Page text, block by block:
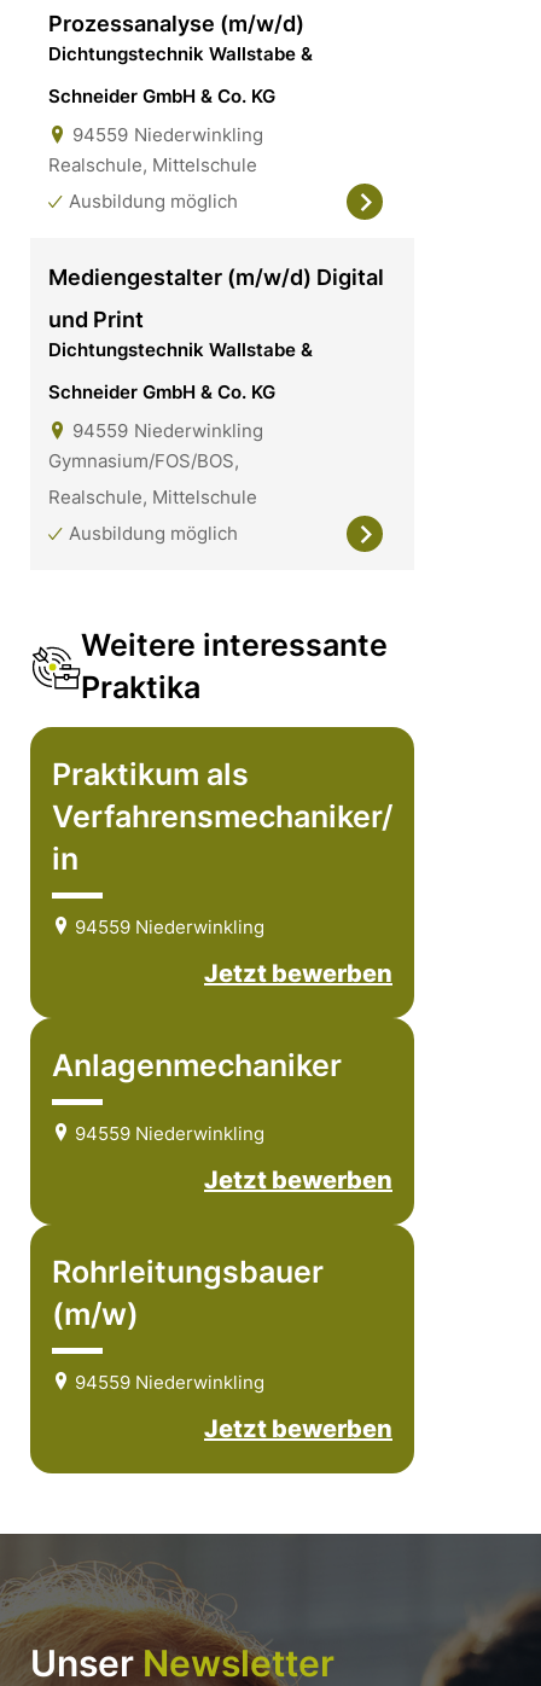
Prozessanalyse (m/w/d)
Dichtungstechnik Wallstabe &
Schneider GmbH & Co. KG
94559 Niederwinkling
Realschule, Mittelschule
Ausbildung möglich
Mediengestalter (m/w/d) Digital
und Print
Dichtungstechnik Wallstabe &
Schneider GmbH & Co. KG
94559 Niederwinkling
Gymnasium/FOS/BOS,
Realschule, Mittelschule
Ausbildung möglich
Weitere interessante
Praktika
Praktikum als
Verfahrensmechaniker/
in
94559 Niederwinkling
Jetzt bewerben
Anlagenmechaniker
94559 Niederwinkling
Jetzt bewerben
Rohrleitungsbauer
(m/w)
94559 Niederwinkling
Jetzt bewerben
Unser Newsletter